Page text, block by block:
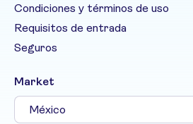
Condiciones y términos de uso
Requisitos de entrada
Seguros
Market